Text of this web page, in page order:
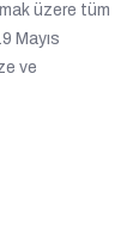
üzere tüm
Mayıs
ve